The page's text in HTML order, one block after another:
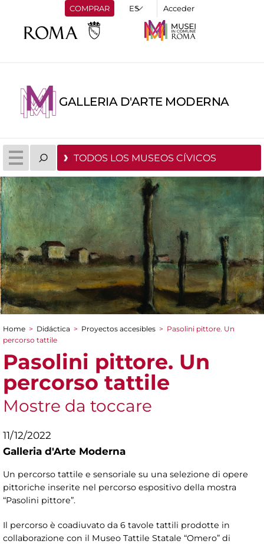
COMPRAR Acceder
GALLERIA D'ARTE MODERNA
TODOS LOS MUSEOS CÍVICOS
You are here
Home > Didáctica > Proyectos accesibles > Pasolini pittore. Un
percorso tattile
Pasolini pittore. Un
percorso tattile
Mostre da toccare
11/12/2022
Galleria d'Arte Moderna
Un percorso tattile e sensoriale su una selezione di opere
pittoriche inserite nel percorso espositivo della mostra
“Pasolini pittore”.
Il percorso è coadiuvato da 6 tavole tattili prodotte in
collaborazione con il Museo Tattile Statale “Omero” di